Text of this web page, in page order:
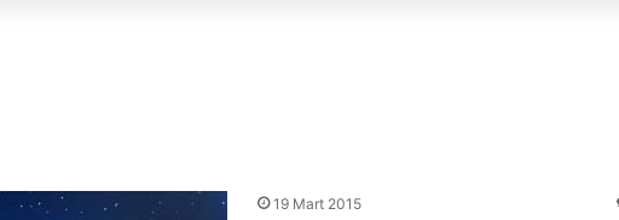
19 Mart 2015